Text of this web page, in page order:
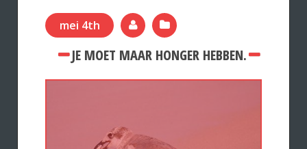
mei 4th
JE MOET MAAR HONGER HEBBEN.